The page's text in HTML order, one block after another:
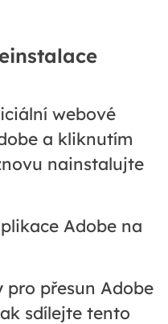
webové
a kliknutím
nainstalujte
Adobe na
pro přesun Adobe
sdílejte tento